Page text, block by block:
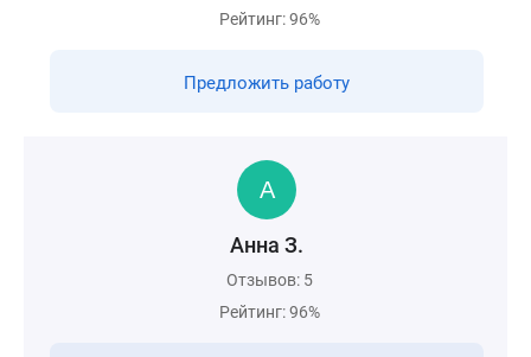
Рейтинг: 96%
Предложить работу
Анна З.
Отзывов: 5
Рейтинг: 96%